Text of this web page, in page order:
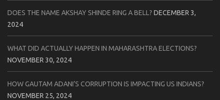
DOES THE NAME AKSHAY SHINDE RING A BELL? DECEMBER 3,
2024
WHAT DID ACTUALLY HAPPEN IN MAHARASHTRA ELECTIONS?
NOVEMBER 30, 2024
HOW GAUTAM ADANI’S CORRUPTION IS IMPACTING US INDIANS?
NOVEMBER 25, 2024